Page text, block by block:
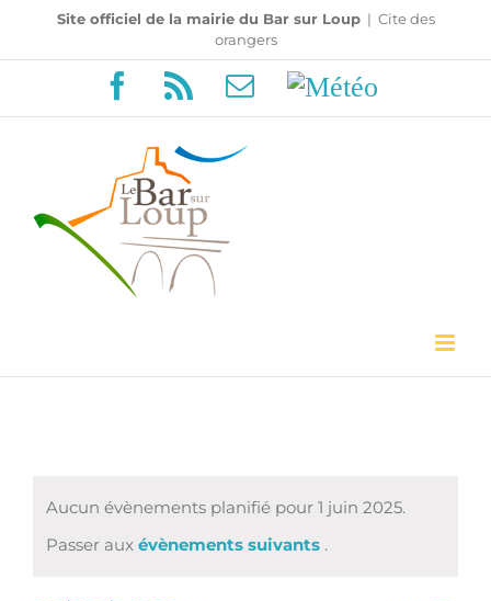
au
Site officiel de la mairie du Bar sur Loup | Cite des
orangers
Facebook
Rss EmailMétéo
Notice
Aucun évènements planifié pour 1 juin 2025.
Passer aux évènements suivants .